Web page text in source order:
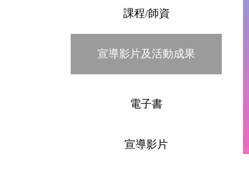
課程/師資
宣導影片及活動成果
電子書
宣導影片